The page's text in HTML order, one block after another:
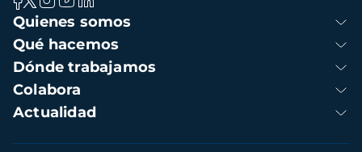
Navegación
principal
Quienes somos
Qué hacemos
Dónde trabajamos
Colabora
Actualidad